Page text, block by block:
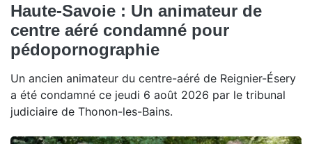
Haute-Savoie : Un animateur de
centre aéré condamné pour
pédopornographie
Un ancien animateur du centre-aéré de Reignier-Ésery
a été condamné ce jeudi 6 août 2026 par le tribunal
judiciaire de Thonon-les-Bains.